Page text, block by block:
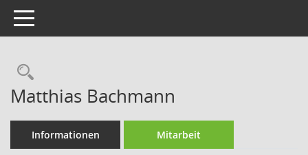
Toggle navigation
Rechercheauswahl
Matthias Bachmann
Informationen Mitarbeit